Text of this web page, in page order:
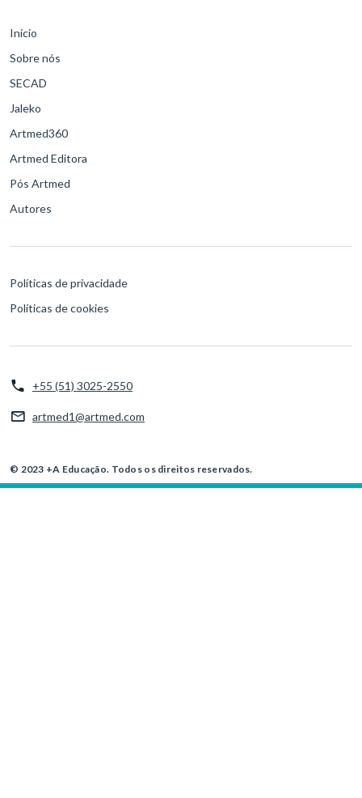
Início
Sobre nós
SECAD
Jaleko
Artmed360
Artmed Editora
Pós Artmed
Autores
Políticas de privacidade
Políticas de cookies
+55 (51) 3025-2550
artmed1@artmed.com
© 2023 +A Educação. Todos os direitos reservados.